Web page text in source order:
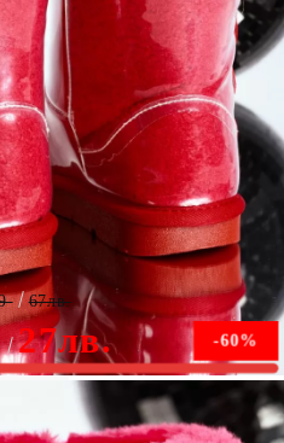
червен #8623M
-60%
27лв.
67лв.